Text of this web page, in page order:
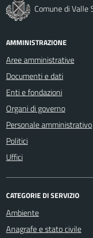
Comune di Valle
AMMINISTRAZIONE
Aree amministrative
Documenti e dati
Enti e fondazioni
Organi di governo
Personale amministrativo
Politici
Uffici
CATEGORIE DI SERVIZIO
Ambiente
Anagrafe e stato civile